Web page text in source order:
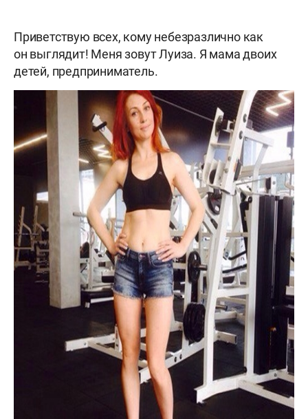
Приветствую всех, кому небезразлично как
он выглядит! Меня зовут Луиза. Я мама двоих
детей, предприниматель.